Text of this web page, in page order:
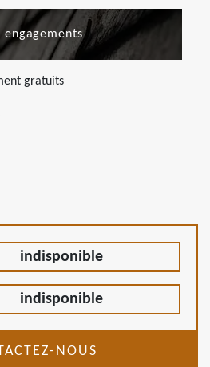
engagements
gratuits
indisponible
indisponible
NOUS